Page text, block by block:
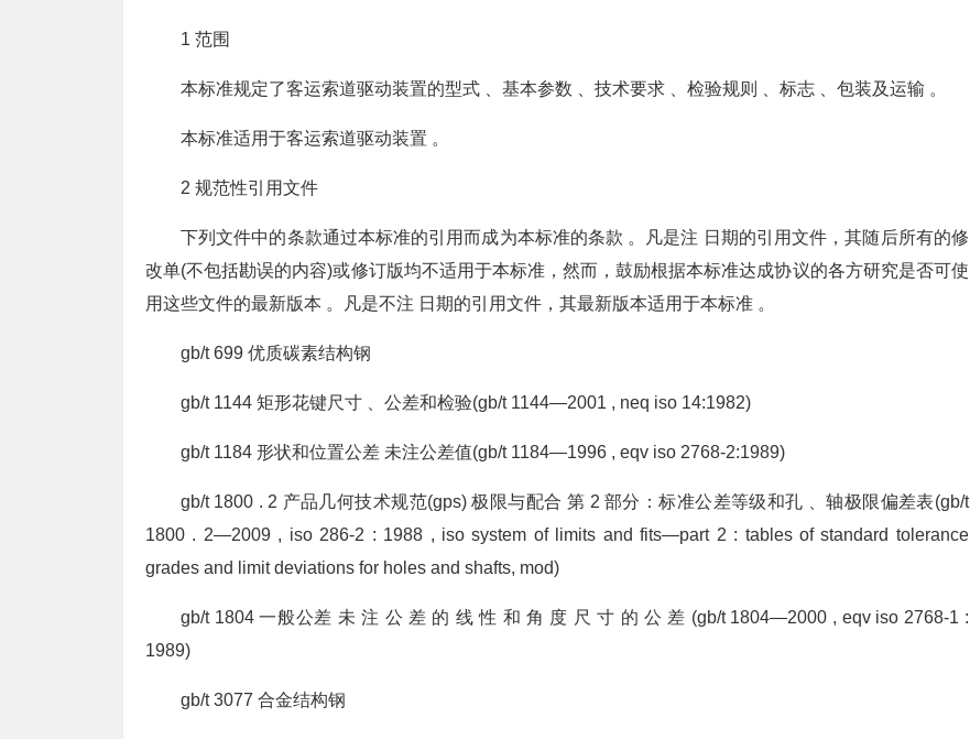
1 范围
本标准规定了客运索道驱动装置的型式 、基本参数 、技术要求 、检验规则 、标志 、包装及运输 。
本标准适用于客运索道驱动装置 。
2 规范性引用文件
下列文件中的条款通过本标准的引用而成为本标准的条款 。凡是注 日期的引用文件，其随后所有的修
改单(不包括勘误的内容)或修订版均不适用于本标准，然而，鼓励根据本标准达成协议的各方研究是否可使
用这些文件的最新版本 。凡是不注 日期的引用文件，其最新版本适用于本标准 。
gb/t 699 优质碳素结构钢
gb/t 1144 矩形花键尺寸 、公差和检验(gb/t 1144—2001 , neq iso 14:1982)
gb/t 1184 形状和位置公差 未注公差值(gb/t 1184—1996 , eqv iso 2768-2:1989)
gb/t 1800 . 2 产品几何技术规范(gps) 极限与配合 第 2 部分：标准公差等级和孔 、轴极限偏差表(gb/t
1800 . 2—2009 , iso 286-2 : 1988 , iso system of limits and fits—part 2 : tables of standard tolerance
grades and limit deviations for holes and shafts, mod)
gb/t 1804 一般公差 未 注 公 差 的 线 性 和 角 度 尺 寸 的 公 差 (gb/t 1804—2000 , eqv iso 2768-1 :
1989)
gb/t 3077 合金结构钢